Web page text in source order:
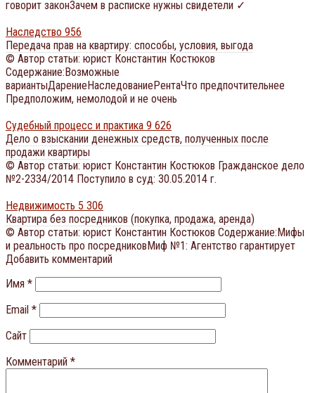
говорит законЗачем в расписке нужны свидетели ✓
Наследство 956
Передача прав на квартиру: способы, условия, выгода
© Автор статьи: юрист Константин Костюков
Содержание:Возможные
вариантыДарениеНаследованиеРентаЧто предпочтительнее
Предположим, немолодой и не очень
Судебный процесс и практика 9 626
Дело о взыскании денежных средств, полученных после
продажи квартиры
© Автор статьи: юрист Константин Костюков Гражданское дело
№2-2334/2014 Поступило в суд: 30.05.2014 г.
Недвижимость 5 306
Квартира без посредников (покупка, продажа, аренда)
© Автор статьи: юрист Константин Костюков Содержание:Мифы
и реальность про посредниковМиф №1: Агентство гарантирует
Добавить комментарий
Имя *
Email *
Сайт
Комментарий *